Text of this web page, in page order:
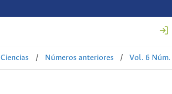
/ Números anteriores / Vol. 6